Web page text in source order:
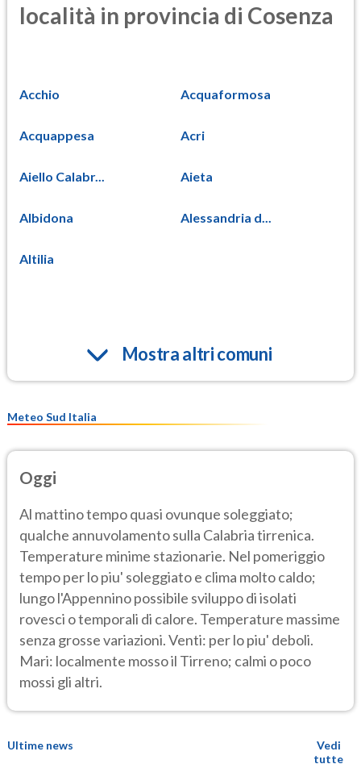
località in provincia di Cosenza
Acchio Acquaformosa
Acquappesa Acri
Aiello Calabr... Aieta
Albidona Alessandria d...
Altilia
Mostra altri comuni
Meteo Sud Italia
Oggi
Al mattino tempo quasi ovunque soleggiato;
qualche annuvolamento sulla Calabria tirrenica.
Temperature minime stazionarie. Nel pomeriggio
tempo per lo piu' soleggiato e clima molto caldo;
lungo l'Appennino possibile sviluppo di isolati
rovesci o temporali di calore. Temperature massime
senza grosse variazioni. Venti: per lo piu' deboli.
Mari: localmente mosso il Tirreno; calmi o poco
mossi gli altri.
Ultime news
Vedi
tutte